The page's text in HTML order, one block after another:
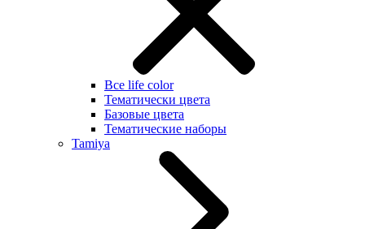
Все life color
Тематически цвета
Базовые цвета
Тематические наборы
Tamiya